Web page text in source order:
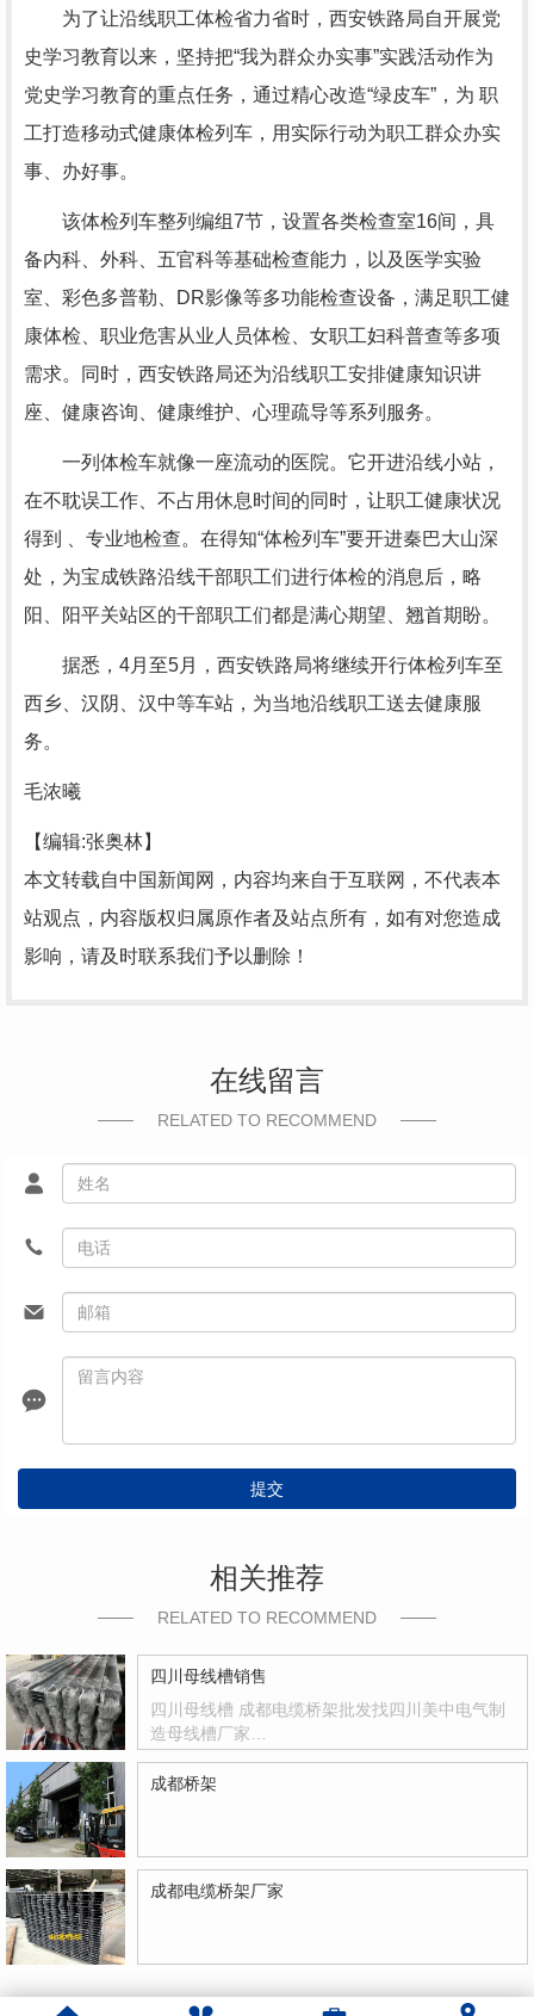
为了让沿线职工体检省力省时，西安铁路局自开展党
史学习教育以来，坚持把“我为群众办实事”实践活动作为
党史学习教育的重点任务，通过精心改造“绿皮车”，为 职
工打造移动式健康体检列车，用实际行动为职工群众办实
事、办好事。
该体检列车整列编组7节，设置各类检查室16间，具
备内科、外科、五官科等基础检查能力，以及医学实验
室、彩色多普勒、DR影像等多功能检查设备，满足职工健
康体检、职业危害从业人员体检、女职工妇科普查等多项
需求。同时，西安铁路局还为沿线职工安排健康知识讲
座、健康咨询、健康维护、心理疏导等系列服务。
一列体检车就像一座流动的医院。它开进沿线小站，
在不耽误工作、不占用休息时间的同时，让职工健康状况
得到 、专业地检查。在得知“体检列车”要开进秦巴大山深
处，为宝成铁路沿线干部职工们进行体检的消息后，略
阳、阳平关站区的干部职工们都是满心期望、翘首期盼。
据悉，4月至5月，西安铁路局将继续开行体检列车至
西乡、汉阴、汉中等车站，为当地沿线职工送去健康服
务。
毛浓曦
【编辑:张奥林】
本文转载自中国新闻网，内容均来自于互联网，不代表本
站观点，内容版权归属原作者及站点所有，如有对您造成
影响，请及时联系我们予以删除！
在线留言
RELATED TO RECOMMEND
提交
相关推荐
RELATED TO RECOMMEND
四川母线槽销售
四川母线槽 成都电缆桥架批发找四川美中电气制
造母线槽厂家…
成都桥架
成都电缆桥架厂家